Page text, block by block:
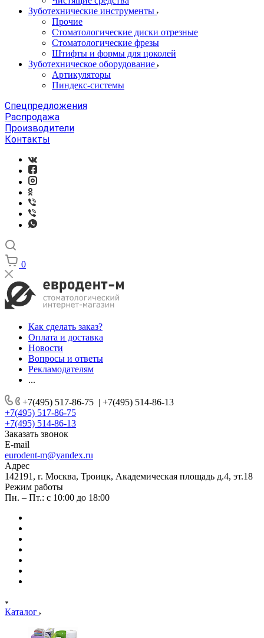
Зуботехнические инструменты
Прочие
Стоматологические диски отрезные
Стоматологические фрезы
Штифты и формы для цоколей
Зуботехническое оборудование
Артикуляторы
Пиндекс-системы
Спецпредложения
Распродажа
Производители
Контакты
0
Как сделать заказ?
Оплата и доставка
Новости
Вопросы и ответы
Рекламодателям
...
+7(495) 517-86-75 | +7(495) 514-86-13
+7(495) 517-86-75
+7(495) 514-86-13
Заказать звонок
E-mail
eurodent-m@yandex.ru
Адрес
142191, г. Москва, Троицк, Академическая площадь д.4, эт.18
Режим работы
Пн. – Пт.: с 10:00 до 18:00
Каталог